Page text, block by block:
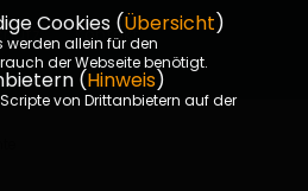
Kontakt
Cookies (Übersicht)
werden allein für den
der Webseite benötigt.
(Hinweis)
von Drittanbietern auf der